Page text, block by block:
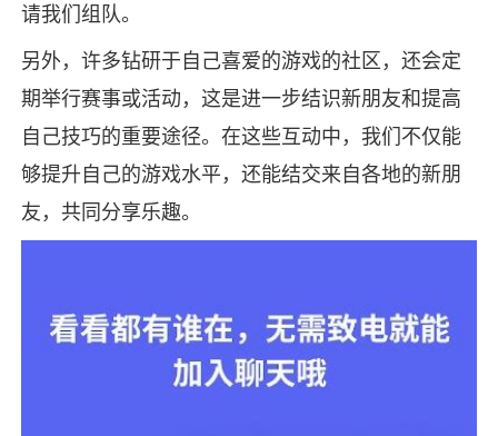
请我们组队。
另外，许多钻研于自己喜爱的游戏的社区，还会定
期举行赛事或活动，这是进一步结识新朋友和提高
自己技巧的重要途径。在这些互动中，我们不仅能
够提升自己的游戏水平，还能结交来自各地的新朋
友，共同分享乐趣。